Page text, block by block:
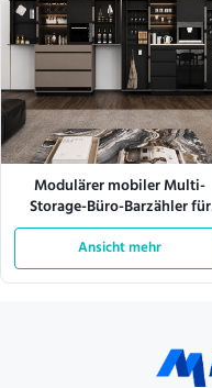
Modulärer mobiler Multi-
Storage-Büro-Barzähler für
Geschäftsräume
Ansicht mehr